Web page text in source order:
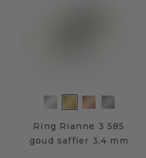
Ring Rianne 3 585
goud saffier 3.4 mm